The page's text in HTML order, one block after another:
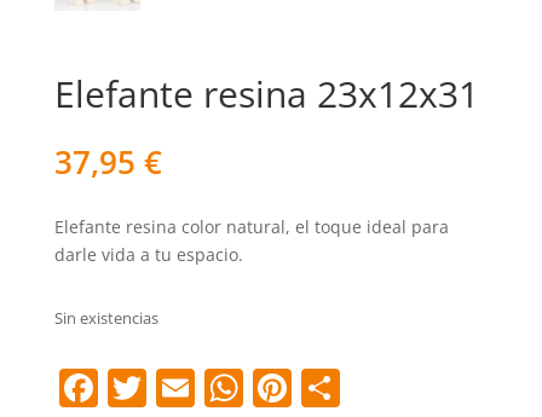
Elefante resina 23x12x31
37,95 €
Elefante resina color natural, el toque ideal para
darle vida a tu espacio.
Sin existencias
F T E W Pi C